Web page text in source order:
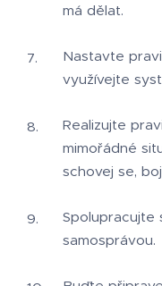
má dělat.
Nastavte
využívejte
Realizujte
mimořádné
schovej se,
Spolupracujte
samosprávou.